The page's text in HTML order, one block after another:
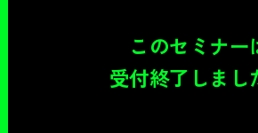
このセミナー
受付終了しまし